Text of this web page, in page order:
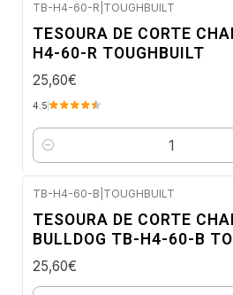
TB-H4-60-R TOUGHBUILT
TESOURA DE CORTE
H4-60-R TOUGHBUILT
25,60€
4.5
Quantidade
TB-H4-60-B TOUGHBUILT
TESOURA DE CORTE
BULLDOG TB-H4-60-B
25,60€